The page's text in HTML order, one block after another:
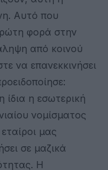
Αυτό που
φορά στην
από κοινού
να επανεκκινήσει
ίδια η εσωτερική
νομίσματος
μας
σε μαζικά
Η